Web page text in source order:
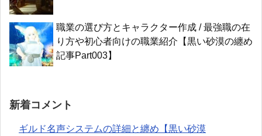
職業の選び方とキャラクター作成 / 最強職の在
り方や初心者向けの職業紹介【黒い砂漠の纏め
記事Part003】
新着コメント
ギルド名声システムの詳細と纏め【黒い砂漠